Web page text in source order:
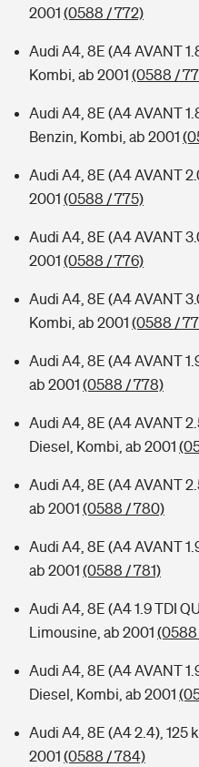
2001 (0588 / 772)
Audi A4, 8E (A4 AVANT
Kombi, ab 2001 (0588 /
Audi A4, 8E (A4 AVANT
Benzin, Kombi, ab 2001
Audi A4, 8E (A4 AVANT
2001 (0588 / 775)
Audi A4, 8E (A4 AVANT
2001 (0588 / 776)
Audi A4, 8E (A4 AVANT
Kombi, ab 2001 (0588 /
Audi A4, 8E (A4 AVANT
ab 2001 (0588 / 778)
Audi A4, 8E (A4 AVANT
Diesel, Kombi, ab 2001
Audi A4, 8E (A4 AVANT
ab 2001 (0588 / 780)
Audi A4, 8E (A4 AVANT
ab 2001 (0588 / 781)
Audi A4, 8E (A4 1.9 TDI
Limousine, ab 2001 (0588
Audi A4, 8E (A4 AVANT
Diesel, Kombi, ab 2001
Audi A4, 8E (A4 2.4), 125
2001 (0588 / 784)